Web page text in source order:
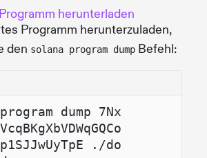
herunterladen
Programm herunterzuladen,
den solana program dump Befehl:
dump 7Nx
./do